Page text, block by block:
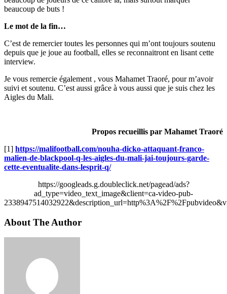
beaucoup de buts !
Le mot de la fin…
C’est de remercier toutes les personnes qui m’ont toujours soutenu
depuis que je joue au football, elles se reconnaitront en lisant cette
interview.
Je vous remercie également , vous Mahamet Traoré, pour m’avoir
suivi et soutenu. C’est aussi grâce à vous aussi que je suis chez les
Aigles du Mali.
Propos recueillis par Mahamet Traoré
[1] https://malifootball.com/nouha-dicko-attaquant-franco-
malien-de-blackpool-q-les-aigles-du-mali-jai-toujours-garde-
cette-eventualite-dans-lesprit-q/
https://googleads.g.doubleclick.net/pagead/ads?
ad_type=video_text_image&client=ca-video-pub-
About The Author